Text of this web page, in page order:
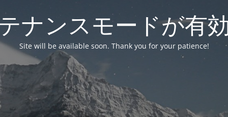
ナンスモードが有
Site will be available soon. Thank you for your patience!